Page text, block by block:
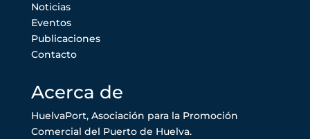
Noticias
Eventos
Publicaciones
Contacto
Acerca de
HuelvaPort, Asociación para la Promoción
Comercial del Puerto de Huelva.